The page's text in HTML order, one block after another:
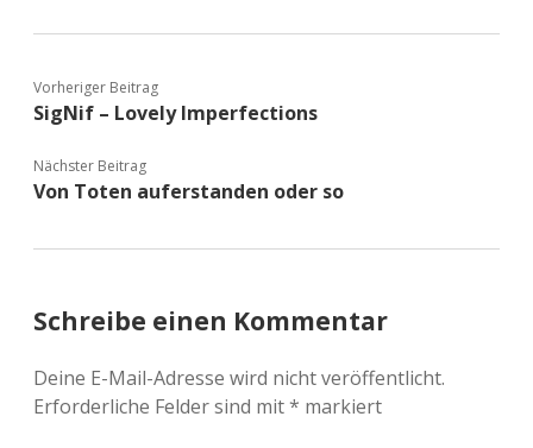
Vorheriger Beitrag
SigNif – Lovely Imperfections
Nächster Beitrag
Von Toten auferstanden oder so
Schreibe einen Kommentar
Deine E-Mail-Adresse wird nicht veröffentlicht.
Erforderliche Felder sind mit* markiert